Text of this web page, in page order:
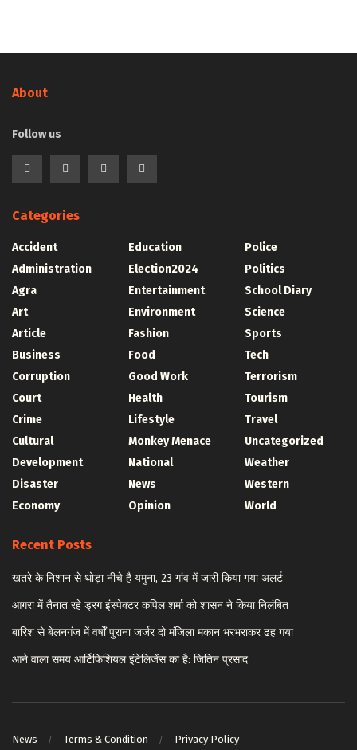
About
Follow us
Categories
Accident
Administration
Agra
Art
Article
Business
Corruption
Court
Crime
Cultural
Development
Disaster
Economy
Education
Election2024
Entertainment
Environment
Fashion
Food
Good Work
Health
Lifestyle
Monkey Menace
National
News
Opinion
Police
Politics
School Diary
Science
Sports
Tech
Terrorism
Tourism
Travel
Uncategorized
Weather
Western
World
Recent Posts
खतरे के निशान से थोड़ा नीचे है यमुना, 23 गांव में जारी किया गया अलर्ट
आगरा में तैनात रहे ड्रग इंस्पेक्टर कपिल शर्मा को शासन ने किया निलंबित
बारिश से बेलनगंज में वर्षों पुराना जर्जर दो मंजिला मकान भरभराकर ढह गया
आने वाला समय आर्टिफिशियल इंटेलिजेंस का है: जितिन प्रसाद
News Terms & Condition Privacy Policy